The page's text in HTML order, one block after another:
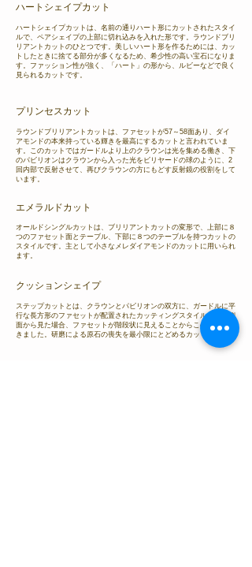
ハートシェイプカット
ハートシェイプカットは、名前の通りハート形にカットされたスタイ
ルで、ペアシェイプの上部に切れ込みを入れた形です。ラウンドブリ
リアントカットのひとつです。美しいハート形を作るためには、カッ
トしたときに捨てる部分が多くなるため、希少性の高い宝石になりま
す。ファッション性が強く、「ハート」の形から、ルビーなどで良く
見られるカットです。
プリンセスカット
ラウンドブリリアントカットは、ファセットが57～58面あり、ダイ
アモンドの本来持っている輝きを最高にするカットと言われていま
す。このカットではガードルより上のクラウンは光を集める働き、下
のパビリオンはクラウンから入った光をビリヤードの球のように、2
回内部で反射させて、再びクラウンの方にもどす反射鏡の役割をして
います。
エメラルドカット
オールドシングルカットは、ブリリアントカットの変形で、上部に８
つのファセット面とテーブル、下部に８つのテーブルを持つカットの
スタイルです。主として小さなメレダイアモンドのカットに用いられ
ます。
クッションシェイプ
ステップカットとは、クラウンとパビリオンの双方に、ガードルに平
行な長方形のファセットが配置されたカッティングスタイルです。側
面から見た場合、ファセットが階段状に見えることからこの名前がつ
きました。研磨による原石の喪失を最小限にとどめるカットです。